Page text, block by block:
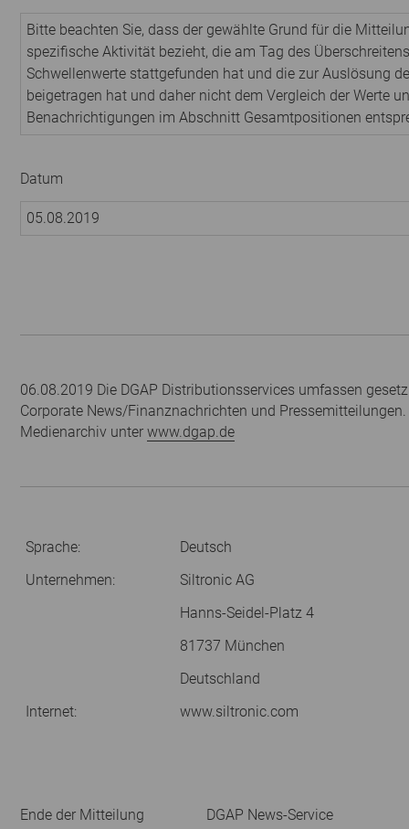
Bitte beachten Sie, dass der gewählte Grund für die
spezifische Aktivität bezieht, die am Tag des
Schwellenwerte stattgefunden hat und die zur Auslösung
beigetragen hat und daher nicht dem Vergleich der Werte
Benachrichtigungen im Abschnitt Gesamtpositionen
Datum
05.08.2019
06.08.2019 Die DGAP Distributionsservices umfassen
Corporate News/Finanznachrichten und Pressemitteilungen.
Medienarchiv unter www.dgap.de
Sprache:
Deutsch
Unternehmen:
Siltronic AG
Hanns-Seidel-Platz 4
81737 München
Deutschland
Internet:
www.siltronic.com
Ende der Mitteilung DGAP News-Service